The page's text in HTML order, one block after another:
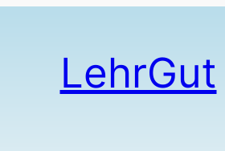
LehrGut